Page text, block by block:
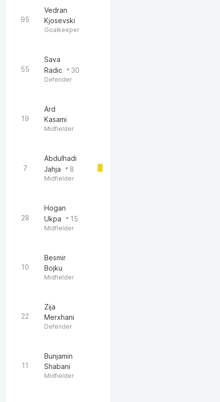
95
Vedran
Kjosevski
Goalkeeper
55
Sava
Radic
30
Defender
19
Ard
Kasami
Midfielder
7
Abdulhadi
Jahja
8
Midfielder
28
Hogan
Ukpa
15
Midfielder
10
Besmir
Bojku
Midfielder
22
Zija
Merxhani
Defender
11
Bunjamin
Shabani
Midfielder